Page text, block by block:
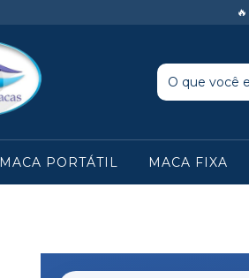
MACA PORTÁTIL MACA FIXA